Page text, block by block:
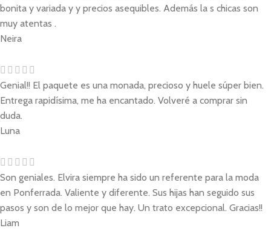
bonita y variada y y precios asequibles. Además la s chicas son
muy atentas .
Neira
Genial!! El paquete es una monada, precioso y huele súper bien.
Entrega rapidísima, me ha encantado. Volveré a comprar sin
duda.
Luna
Son geniales. Elvira siempre ha sido un referente para la moda
en Ponferrada. Valiente y diferente. Sus hijas han seguido sus
pasos y son de lo mejor que hay. Un trato excepcional. Gracias!!
Liam